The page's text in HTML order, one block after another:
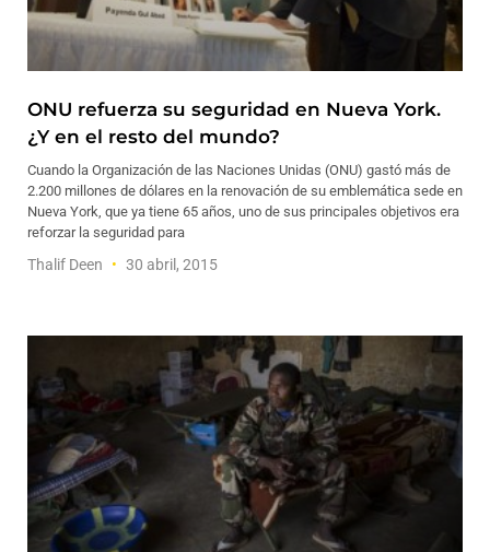
ONU refuerza su seguridad en Nueva York.
¿Y en el resto del mundo?
Cuando la Organización de las Naciones Unidas (ONU) gastó más de
2.200 millones de dólares en la renovación de su emblemática sede en
Nueva York, que ya tiene 65 años, uno de sus principales objetivos era
reforzar la seguridad para
Thalif Deen 30 abril, 2015